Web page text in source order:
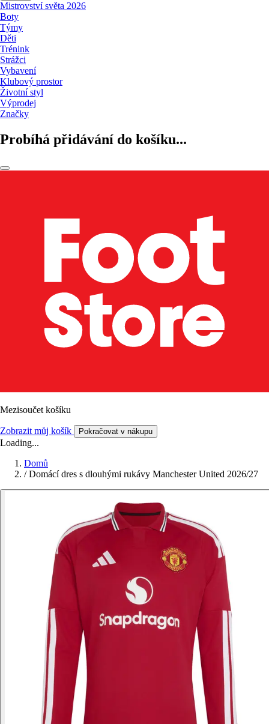
Mistrovství světa 2026
Boty
Týmy
Děti
Trénink
Strážci
Vybavení
Klubový prostor
Životní styl
Výprodej
Značky
Probíhá přidávání do košíku...
Mezisoučet košíku
Zobrazit můj košík Pokračovat v nákupu
Loading...
Domů
/ Domácí dres s dlouhými rukávy Manchester United 2026/27